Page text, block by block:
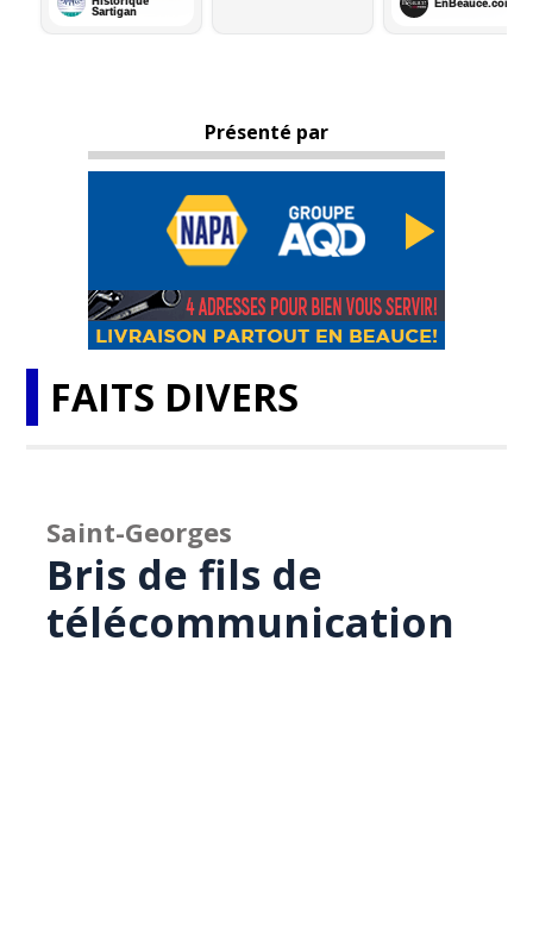
Présenté par
FAITS DIVERS
Saint-Georges
Bris de fils de
télécommunication